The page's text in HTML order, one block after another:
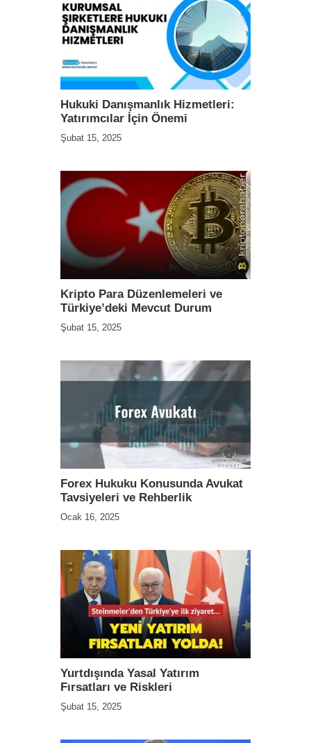
Hukuki Danışmanlık Hizmetleri:
Yatırımcılar İçin Önemi
Şubat 15, 2025
Kripto Para Düzenlemeleri ve
Türkiye’deki Mevcut Durum
Şubat 15, 2025
Forex Hukuku Konusunda Avukat
Tavsiyeleri ve Rehberlik
Ocak 16, 2025
Yurtdışında Yasal Yatırım
Fırsatları ve Riskleri
Şubat 15, 2025